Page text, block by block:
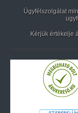
Ügyfélszolgálat
Kérjük értékelje